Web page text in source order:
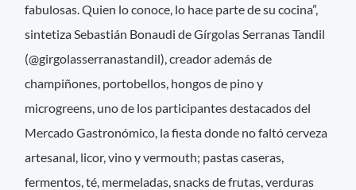
fabulosas. Quien lo conoce, lo hace parte de su cocina”,
sintetiza Sebastián Bonaudi de Gírgolas Serranas Tandil
(@girgolasserranastandil), creador además de
champiñones, portobellos, hongos de pino y
microgreens, uno de los participantes destacados del
Mercado Gastronómico, la fiesta donde no faltó cerveza
artesanal, licor, vino y vermouth; pastas caseras,
fermentos, té, mermeladas, snacks de frutas, verduras